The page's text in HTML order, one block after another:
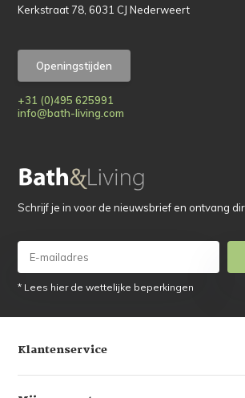
Kerkstraat 78, 6031 CJ Nederweert
Openingstijden
+31 (0)495 625991
info@bath-living.com
Schrijf je in voor de nieuwsbrief en ontvang
* Lees hier de wettelijke beperkingen
Klantenservice